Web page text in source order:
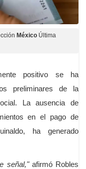
México Última
positivo se ha
preliminares de la
La ausencia de
en el pago de
ha generado
señal,"afirmó Robles